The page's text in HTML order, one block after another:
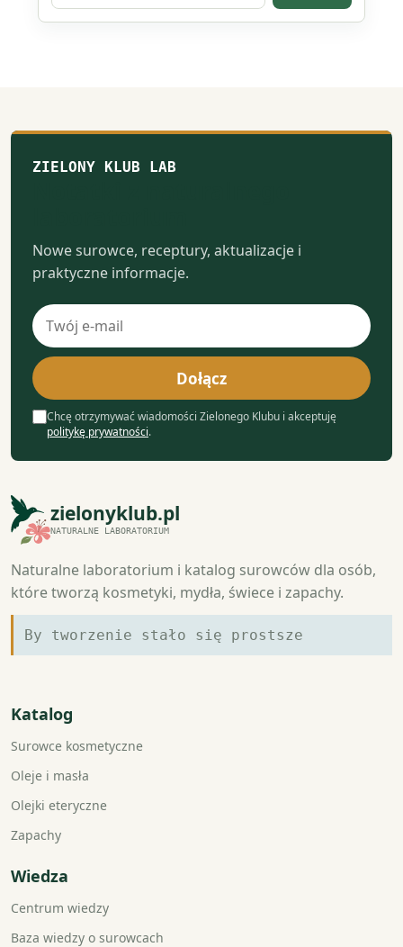
produktu
ZIELONY KLUB LAB
Nowe surowce, receptury, aktualizacje i
praktyczne informacje.
Adres
e-
mail
Dołącz
Chcę otrzymywać wiadomości Zielonego Klubu i akceptuję
politykę prywatności.
zielonyklub.pl
NATURALNE LABORATORIUM
Naturalne laboratorium i katalog surowców dla osób,
które tworzą kosmetyki, mydła, świece i zapachy.
By tworzenie stało się prostsze
Katalog
Surowce kosmetyczne
Oleje i masła
Olejki eteryczne
Zapachy
Wiedza
Centrum wiedzy
Baza wiedzy o surowcach